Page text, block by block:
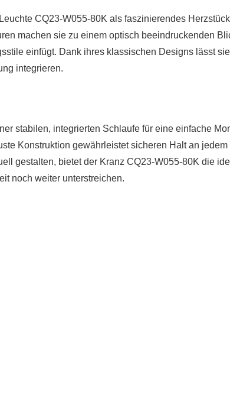
CQ23-W055-80K als faszinierendes
machen sie zu einem optisch beeindruckenden
einfügt. Dank ihres klassischen Designs lässt
integrieren.
stabilen, integrierten Schlaufe für eine einfache
Konstruktion gewährleistet sicheren Halt an
gestalten, bietet der Kranz CQ23-W055-80K die
noch weiter unterstreichen.